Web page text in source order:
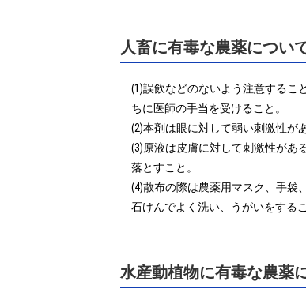
人畜に有毒な農薬につい
(1)誤飲などのないよう注意するこ
ちに医師の手当を受けること。
(2)本剤は眼に対して弱い刺激性が
(3)原液は皮膚に対して刺激性があ
落とすこと。
(4)散布の際は農薬用マスク、手袋
石けんでよく洗い、うがいをするこ
水産動植物に有毒な農薬